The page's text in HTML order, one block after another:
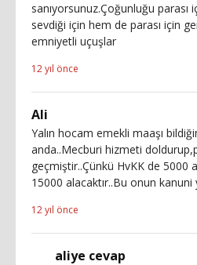
sanıyorsunuz.Çoğunluğu parası
sevdiği için hem de parası için
emniyetli uçuşlar
12 yıl önce
Ali
Yalın hocam emekli maaşı
anda..Mecburi hizmeti
geçmiştir..Çünkü HvKK de 5000
15000 alacaktır..Bu onun kanuni
12 yıl önce
aliye cevap